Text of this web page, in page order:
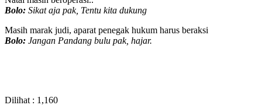
Bolo: Sikat aja pak, Tentu kita dukung
Masih marak judi, aparat penegak hukum harus beraksi
Bolo: Jangan Pandang bulu pak, hajar.
Dilihat : 1,160